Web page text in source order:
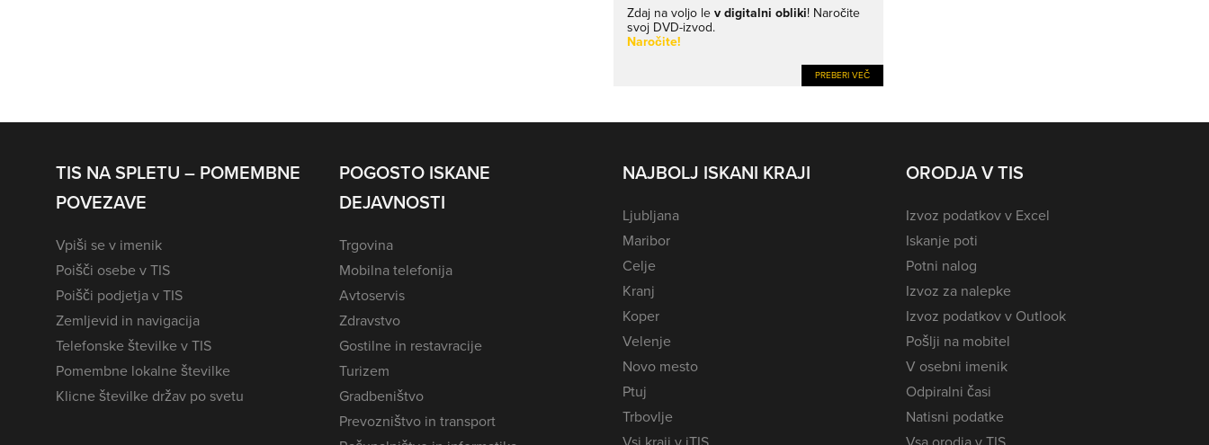
Zdaj na voljo lev digitalni obliki! Naročite
svoj DVD-izvod.
Naročite!
PREBERI VEČ
TIS NA SPLETU – POMEMBNE
POVEZAVE
Vpiši se v imenik
Poišči osebe v TIS
Poišči podjetja v TIS
Zemljevid in navigacija
Telefonske številke v TIS
Pomembne lokalne številke
Klicne številke držav po svetu
POGOSTO ISKANE
DEJAVNOSTI
Trgovina
Mobilna telefonija
Avtoservis
Zdravstvo
Gostilne in restavracije
Turizem
Gradbeništvo
Prevozništvo in transport
NAJBOLJ ISKANI KRAJI
Ljubljana
Maribor
Celje
Kranj
Koper
Velenje
Novo mesto
Ptuj
Trbovlje
ORODJA V TIS
Izvoz podatkov v Excel
Iskanje poti
Potni nalog
Izvoz za nalepke
Izvoz podatkov v Outlook
Pošlji na mobitel
V osebni imenik
Odpiralni časi
Natisni podatke